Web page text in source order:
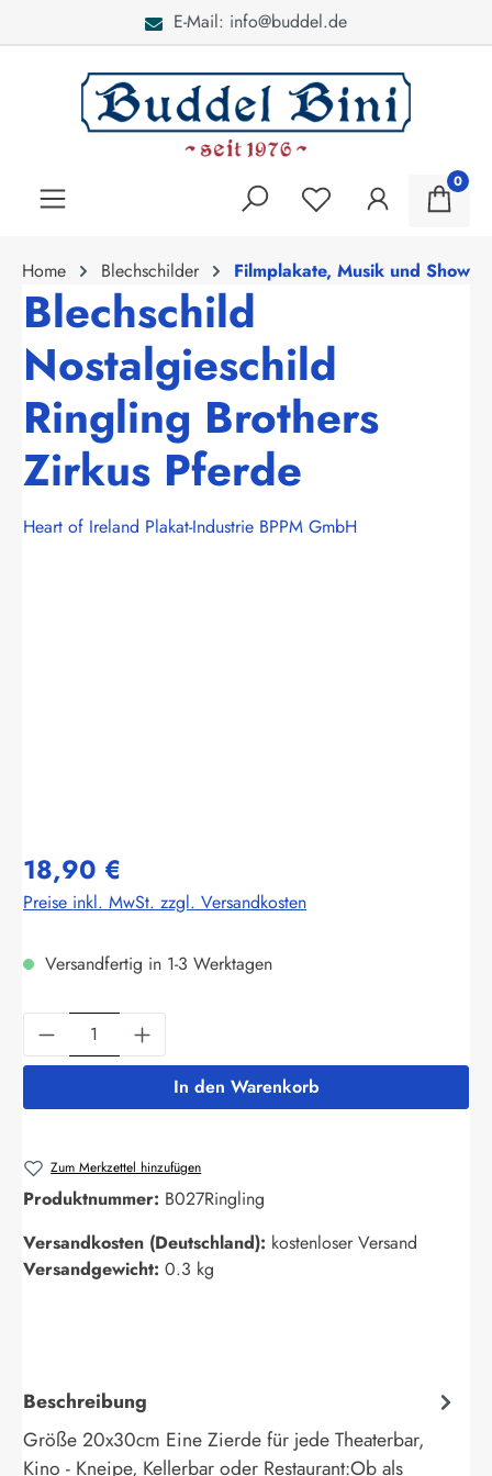
E-Mail: info@buddel.de
0
Home Blechschilder Filmplakate, Musik und Show
Blechschild
Nostalgieschild
Ringling Brothers
Zirkus Pferde
Heart of Ireland Plakat-Industrie BPPM GmbH
18,90 €
Preise inkl. MwSt. zzgl. Versandkosten
Versandfertig in 1-3 Werktagen
Produkt Anzahl: Gib den gewünschten
In den Warenkorb
Zum Merkzettel hinzufügen
Produktnummer: B027Ringling
Versandkosten (Deutschland): kostenloser Versand
Versandgewicht: 0.3 kg
Beschreibung
Größe 20x30cm Eine Zierde für jede Theaterbar,
Kino - Kneipe, Kellerbar oder Restaurant:Ob als